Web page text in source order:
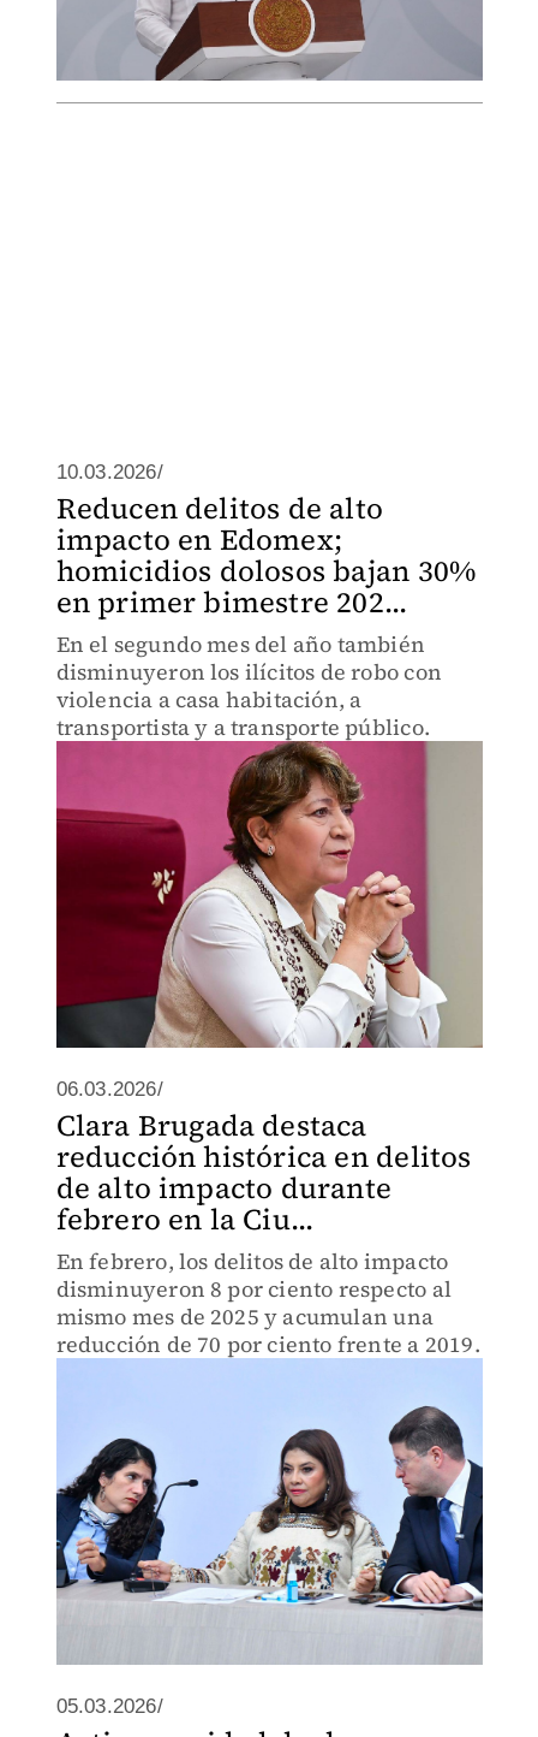
10.03.2026/
Reducen delitos de alto
impacto en Edomex;
homicidios dolosos bajan 30%
en primer bimestre 202...
En el segundo mes del año también
disminuyeron los ilícitos de robo con
violencia a casa habitación, a
transportista y a transporte público.
06.03.2026/
Clara Brugada destaca
reducción histórica en delitos
de alto impacto durante
febrero en la Ciu...
En febrero, los delitos de alto impacto
disminuyeron 8 por ciento respecto al
mismo mes de 2025 y acumulan una
reducción de 70 por ciento frente a 2019.
05.03.2026/